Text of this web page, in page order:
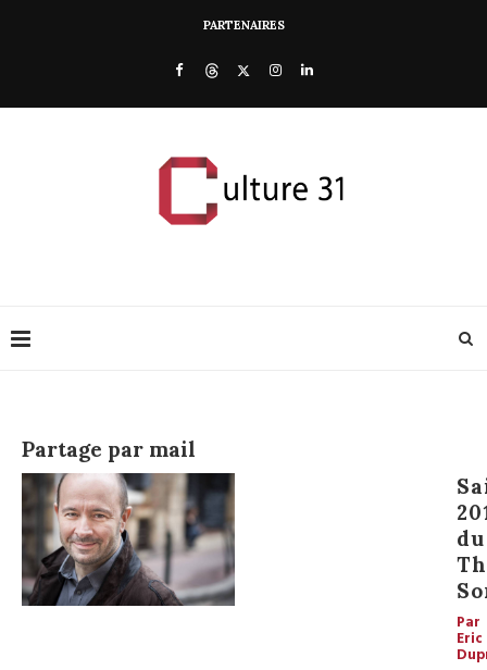
PARTENAIRES
Partage par mail
du
Par
Eric